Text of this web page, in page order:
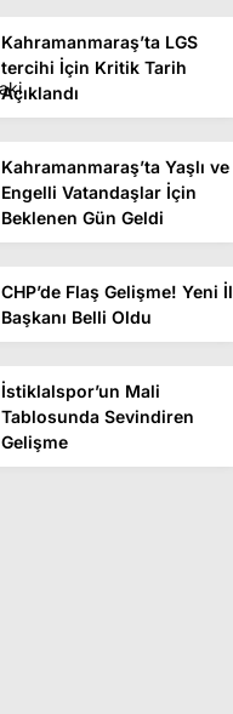
Kahramanmaraş’ta LGS
tercihi İçin Kritik Tarih
Açıklandı
Kahramanmaraş’ta Yaşlı ve
Engelli Vatandaşlar İçin
Beklenen Gün Geldi
CHP’de Flaş Gelişme! Yeni İl
Başkanı Belli Oldu
İstiklalspor’un Mali
Tablosunda Sevindiren
Gelişme